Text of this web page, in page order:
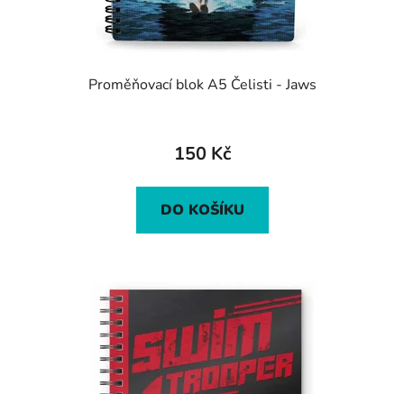
Proměňovací blok A5 Čelisti - Jaws
150 Kč
DO KOŠÍKU